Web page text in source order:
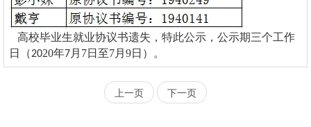
高校毕业生就业协议书遗失，特此公示， 公示期三个工作
日（2020年7月 7日至7月 9日）。
上一页 下一页